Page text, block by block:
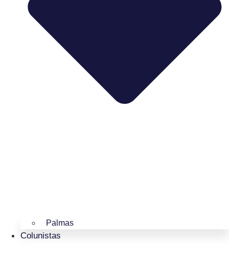
Palmas
Colunistas